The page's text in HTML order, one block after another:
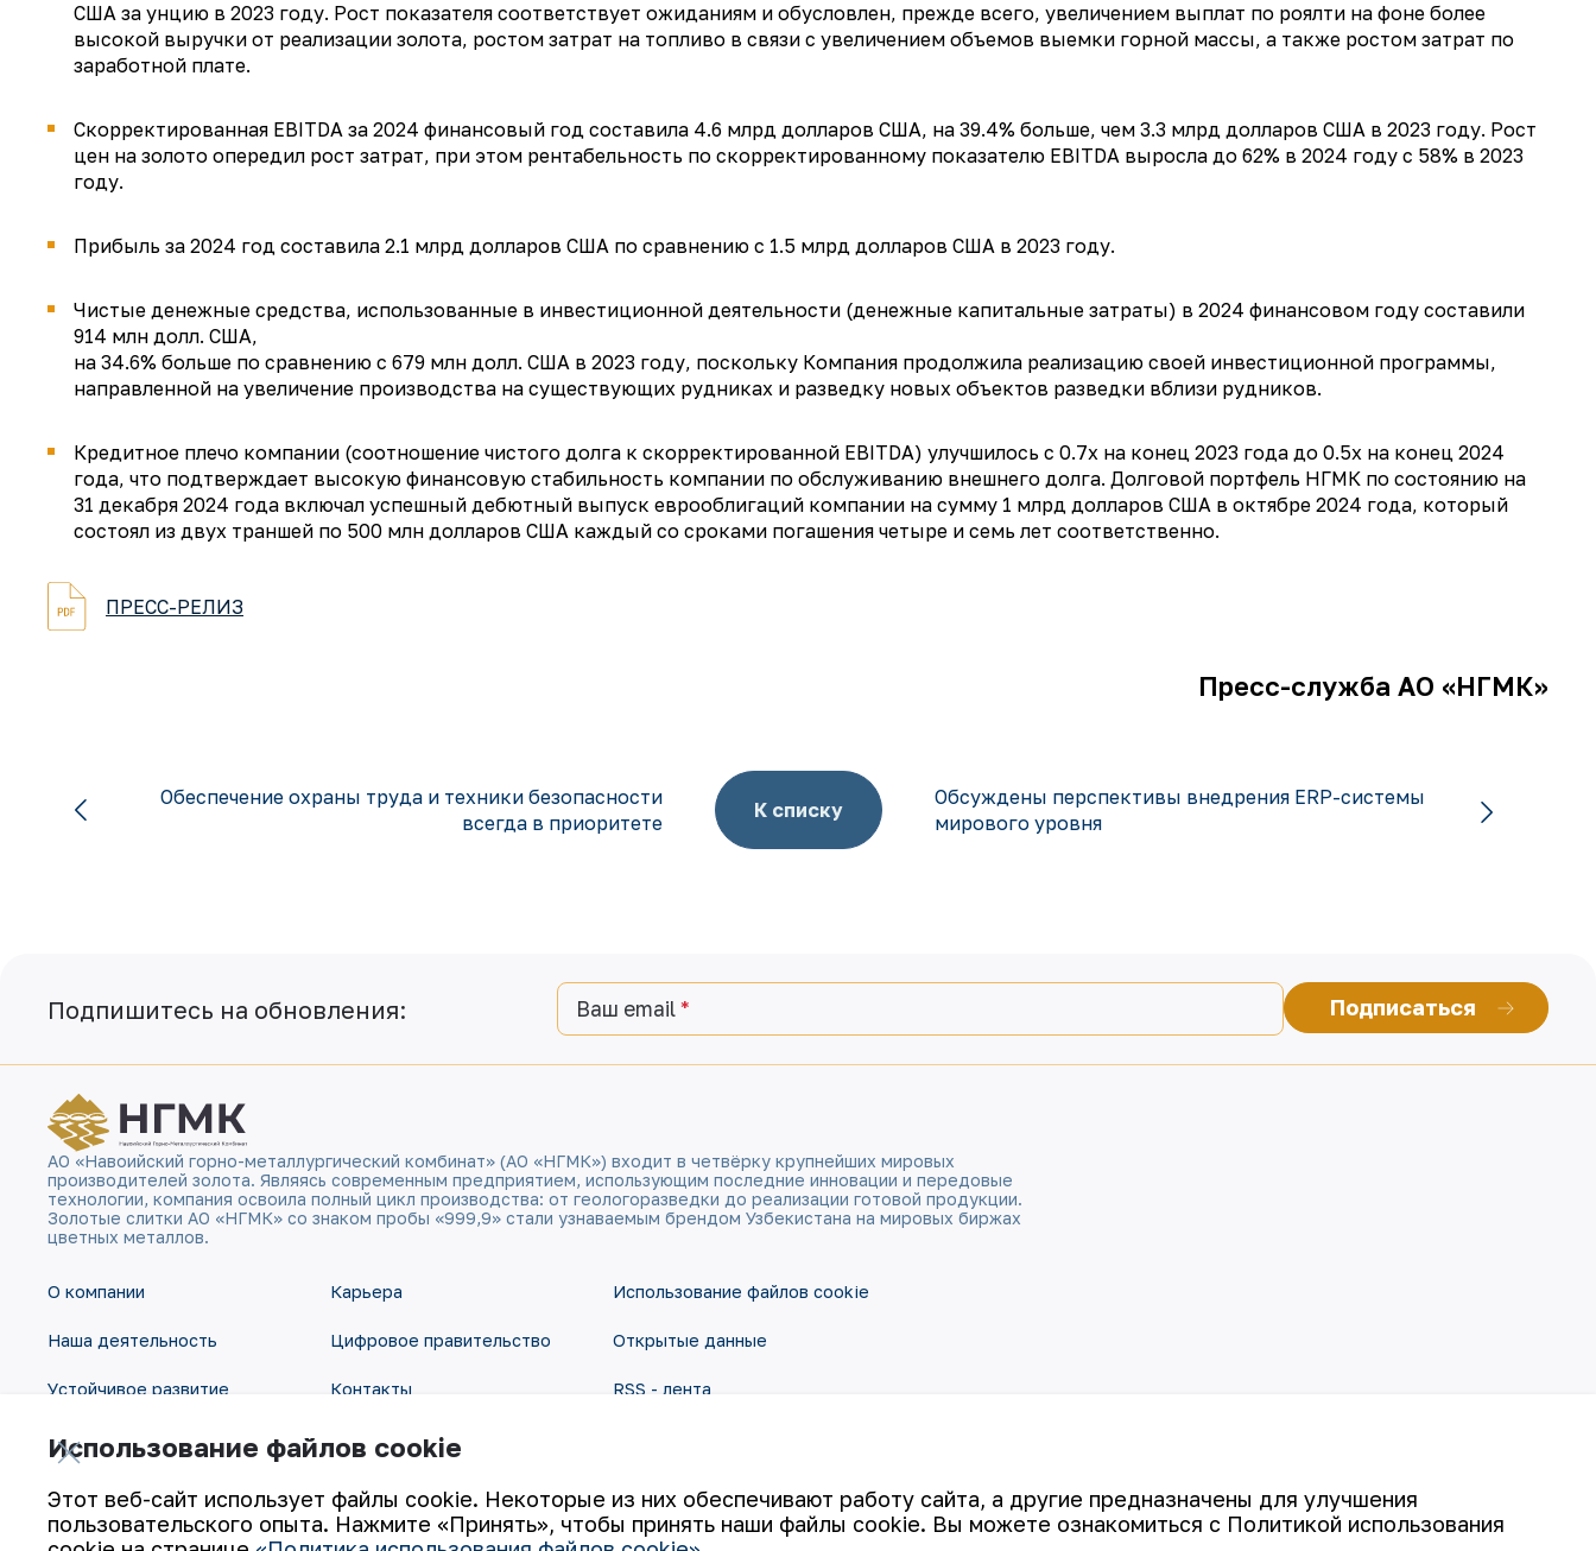
США за унцию в 2023 году. Рост показателя соответствует ожиданиям и обусловлен, прежде всего, увеличением выплат по роялти на фоне более
высокой выручки от реализации золота, ростом затрат на топливо в связи с увеличением объемов выемки горной массы, а также ростом затрат по
заработной плате.
Скорректированная EBITDA за 2024 финансовый год составила 4.6 млрд долларов США, на 39.4% больше, чем 3.3 млрд долларов США в 2023 году. Рост
цен на золото опередил рост затрат, при этом рентабельность по скорректированному показателю EBITDA выросла до 62% в 2024 году с 58% в 2023
году.
Прибыль за 2024 год составила 2.1 млрд долларов США по сравнению с 1.5 млрд долларов США в 2023 году.
Чистые денежные средства, использованные в инвестиционной деятельности (денежные капитальные затраты) в 2024 финансовом году составили
914 млн долл. США,
на 34.6% больше по сравнению с 679 млн долл. США в 2023 году, поскольку Компания продолжила реализацию своей инвестиционной программы,
направленной на увеличение производства на существующих рудниках и разведку новых объектов разведки вблизи рудников.
Кредитное плечо компании (соотношение чистого долга к скорректированной EBITDA) улучшилось с 0.7x на конец 2023 года до 0.5x на конец 2024
года, что подтверждает высокую финансовую стабильность компании по обслуживанию внешнего долга. Долговой портфель НГМК по состоянию на
31 декабря 2024 года включал успешный дебютный выпуск еврооблигаций компании на сумму 1 млрд долларов США в октябре 2024 года, который
состоял из двух траншей по 500 млн долларов США каждый со сроками погашения четыре и семь лет соответственно.
ПРЕСС-РЕЛИЗ
Пресс-служба АО «НГМК»
Обеспечение охраны труда и техники безопасности
всегда в приоритете
К списку
Обсуждены перспективы внедрения ERP-системы
мирового уровня
Подпишитесь на обновления: Ваш email Подписаться
АО «Навоийский горно-металлургический комбинат» (АО «НГМК») входит в четвёрку крупнейших мировых
производителей золота. Являясь современным предприятием, использующим последние инновации и передовые
технологии, компания освоила полный цикл производства: от геологоразведки до реализации готовой продукции.
Золотые слитки АО «НГМК» со знаком пробы «999,9» стали узнаваемым брендом Узбекистана на мировых биржах
цветных металлов.
О компании
Наша деятельность
Устойчивое развитие
Инвесторам
Пресс-центр
Карьера
Цифровое правительство
Контакты
Карта сайта
Условия использования
Использование файлов cookie
Открытые данные
RSS - лента
Использование файлов cookie
Этот веб-сайт использует файлы cookie. Некоторые из них обеспечивают работу сайта, а другие предназначены для улучшения
пользовательского опыта. Нажмите «Принять», чтобы принять наши файлы cookie. Вы можете ознакомиться с Политикой использования